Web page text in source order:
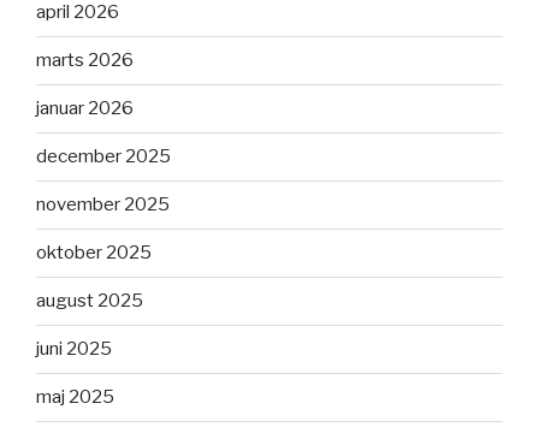
april 2026
marts 2026
januar 2026
december 2025
november 2025
oktober 2025
august 2025
juni 2025
maj 2025